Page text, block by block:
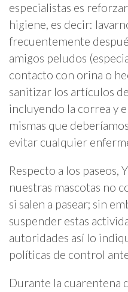
especialistas es
higiene, es decir:
frecuentemente
amigos peludos
contacto con orina o
sanitizar los artículos
incluyendo la correa y
mismas que
evitar cualquier
Respecto a los paseos,
nuestras mascotas no
si salen a pasear; sin
suspender estas
autoridades así lo
políticas de control
Durante la cuarentena